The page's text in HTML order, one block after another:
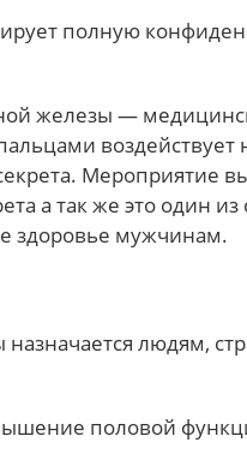
полную
железы —
Мероприятие
а так же это один
здоровье мужчинам.
людям,
половой